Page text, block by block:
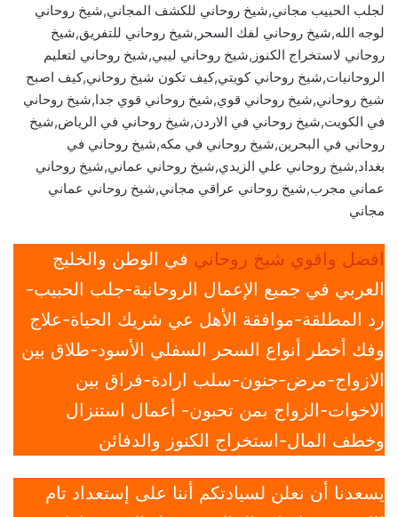
لجلب الحبيب مجاني,شيخ روحاني للكشف المجاني,شيخ روحاني
لوجه الله,شيخ روحاني لفك السحر,شيخ روحاني للتفريق,شيخ
روحاني لاستخراج الكنوز,شيخ روحاني ليبي,شيخ روحاني لتعليم
الروحانيات,شيخ روحاني كويتي,كيف تكون شيخ روحاني,كيف اصبح
شيخ روحاني,شيخ روحاني قوي,شيخ روحاني قوي جدا,شيخ روحاني
في الكويت,شيخ روحاني في الاردن,شيخ روحاني في الرياض,شيخ
روحاني في البحرين,شيخ روحاني في مكه,شيخ روحاني في
بغداد,شيخ روحاني علي الزيدي,شيخ روحاني عماني,شيخ روحاني
عماني مجرب,شيخ روحاني عراقي مجاني,شيخ روحاني عماني
مجاني
افضل واقوي شيخ روحاني في الوطن والخليج
العربي في جميع الإعمال الروحانية-جلب الحبيب-
رد المطلقة-موافقة الأهل عي شريك الحياة-علاج
وفك أخطر أنواع السحر السفلي الأسود-طلاق بين
الازواج-مرض-جنون-سلب ارادة-فراق بين
الاخوات-الزواج بمن تحبون- أعمال استنزال
وخطف المال-استخراج الكنوز والدفائن
يسعدنا أن نعلن لسيادتكم أننا على إستعداد تام